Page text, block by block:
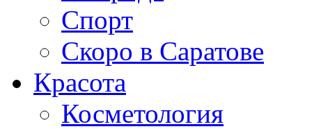
Спорт
Скоро в Саратове
Красота
Косметология